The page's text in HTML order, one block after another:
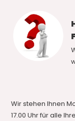
Wir stehen Ihnen
17.00 Uhr für alle